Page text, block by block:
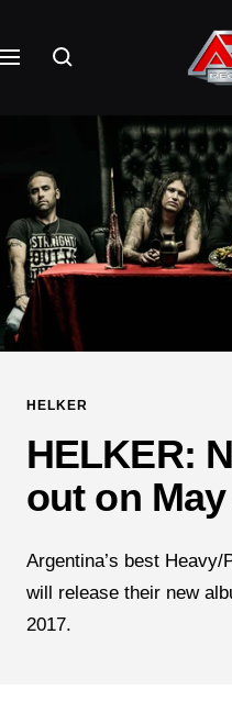
Inhalt
Navigation
AFM
HELKER
HELKER:
out on
Argentina’s best
will release their new
2017.